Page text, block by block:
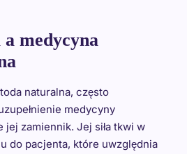
medycyna
naturalna, często
medycyny
jej zamiennik. Jej siła tkwi w
do pacjenta, które uwzględnia